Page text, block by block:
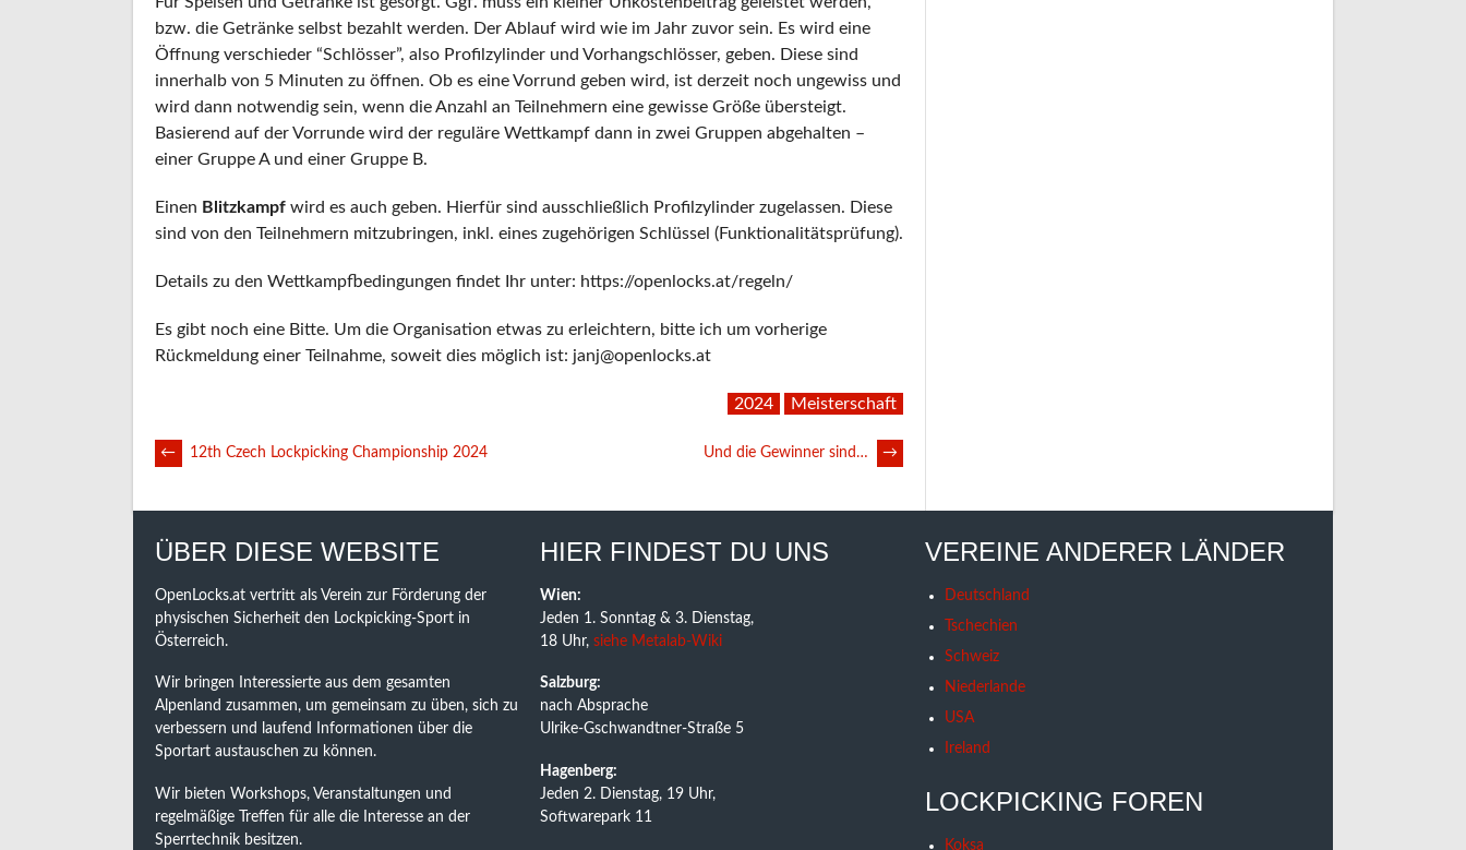
bzw. die Getränke selbst bezahlt werden. Der Ablauf wird wie im Jahr zuvor sein. Es wird eine
Öffnung verschieder “Schlösser”, also Profilzylinder und Vorhangschlösser, geben. Diese sind
innerhalb von 5 Minuten zu öffnen. Ob es eine Vorrund geben wird, ist derzeit noch ungewiss und
wird dann notwendig sein, wenn die Anzahl an Teilnehmern eine gewisse Größe übersteigt.
Basierend auf der Vorrunde wird der reguläre Wettkampf dann in zwei Gruppen abgehalten –
einer Gruppe A und einer Gruppe B.
Einen Blitzkampf wird es auch geben. Hierfür sind ausschließlich Profilzylinder zugelassen. Diese
sind von den Teilnehmern mitzubringen, inkl. eines zugehörigen Schlüssel (Funktionalitätsprüfung).
Details zu den Wettkampfbedingungen findet Ihr unter: https://openlocks.at/regeln/
Es gibt noch eine Bitte. Um die Organisation etwas zu erleichtern, bitte ich um vorherige
Rückmeldung einer Teilnahme, soweit dies möglich ist: janj@openlocks.at
2024 Meisterschaft
POST
NAVIGATION
← 12th Czech Lockpicking Championship 2024 Und die Gewinner sind… →
ÜBER DIESE WEBSITE
OpenLocks.at vertritt als Verein zur Förderung der
physischen Sicherheit den Lockpicking-Sport in
Österreich.
Wir bringen Interessierte aus dem gesamten
Alpenland zusammen, um gemeinsam zu üben, sich zu
verbessern und laufend Informationen über die
Sportart austauschen zu können.
Wir bieten Workshops, Veranstaltungen und
regelmäßige Treffen für alle die Interesse an der
Sperrtechnik besitzen.
HIER FINDEST DU UNS
Wien:
Jeden 1. Sonntag & 3. Dienstag,
18 Uhr, siehe Metalab-Wiki
Salzburg:
nach Absprache
Ulrike-Gschwandtner-Straße 5
Hagenberg:
Jeden 2. Dienstag, 19 Uhr,
Softwarepark 11
VEREINE ANDERER LÄNDER
Deutschland
Tschechien
Schweiz
Niederlande
USA
Ireland
LOCKPICKING FOREN
Koksa